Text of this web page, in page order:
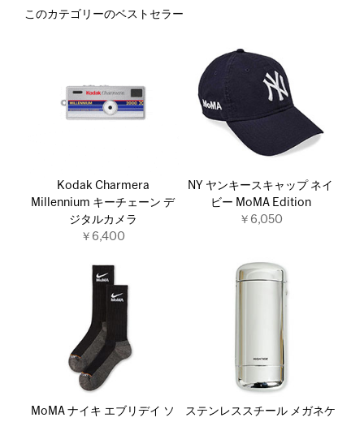
このカテゴリーのベストセラー
Kodak Charmera
Millennium キーチェーン デ
ジタルカメラ
￥6,400
NY ヤンキースキャップ ネイ
ビー MoMA Edition
￥6,050
MoMA ナイキ エブリデイ ソ
ステンレススチール メガネケ